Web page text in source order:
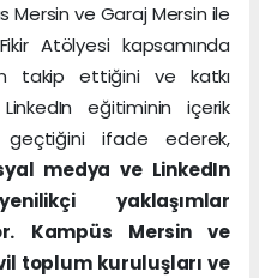
Mersin ve Garaj Mersin ile
Atölyesi kapsamında
takip ettiğini ve katkı
eğitiminin içerik
geçtiğini ifade ederek,
medya ve LinkedIn
yaklaşımlar
Kampüs Mersin ve
toplum kuruluşları ve